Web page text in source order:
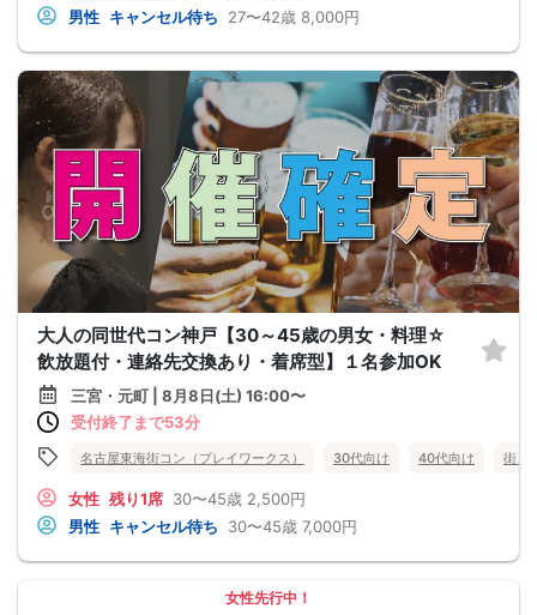
男性 キャンセル待ち 27〜42歳 8,000円
大人の同世代コン神戸【30～45歳の男女・料理☆
飲放題付・連絡先交換あり・着席型】１名参加OK
三宮・元町 | 8月8日(土) 16:00〜
受付終了まで53分
名古屋東海街コン（プレイワークス） 30代向け 40代向け 街コ
女性 残り1席 30〜45歳 2,500円
男性 キャンセル待ち 30〜45歳 7,000円
女性先行中！